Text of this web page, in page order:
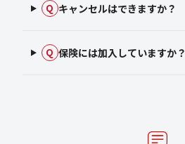
Q キャンセルはできますか？
Q 保険には加入していますか？